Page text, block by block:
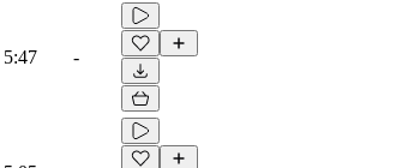
5:47 -